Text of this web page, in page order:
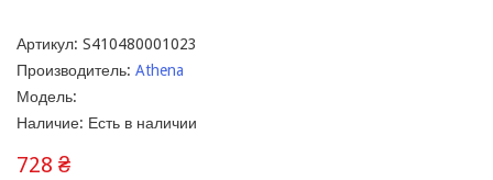
Артикул: S410480001023
Производитель: Athena
Модель:
Наличие: Есть в наличии
728 ₴